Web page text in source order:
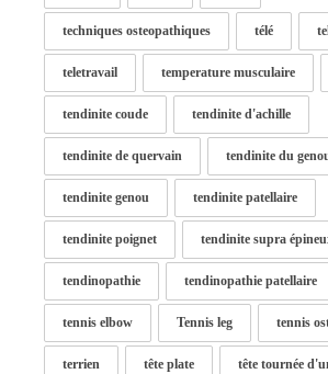
techniques osteopathiques télé
teletravail temperature musculaire
tendinite coude tendinite d'achille
tendinite de quervain tendinite du
tendinite genou tendinite patellaire
tendinite poignet tendinite supra
tendinopathie tendinopathie patellaire
tennis elbow Tennis leg tennis
terrien tête plate tête tournée